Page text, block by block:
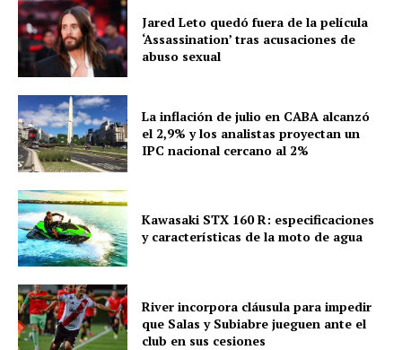
Jared Leto quedó fuera de la película
‘Assassination’ tras acusaciones de
abuso sexual
La inflación de julio en CABA alcanzó
el 2,9% y los analistas proyectan un
IPC nacional cercano al 2%
Kawasaki STX 160 R: especificaciones
y características de la moto de agua
River incorpora cláusula para impedir
que Salas y Subiabre jueguen ante el
club en sus cesiones